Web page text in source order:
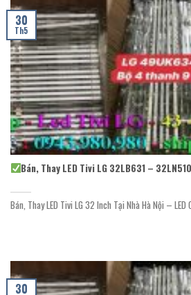
Bán, Thay LED Tivi LG 32LB631 –
Bán, Thay LED Tivi LG 32 Inch Tại Nhà Hà Nội – LED
30
Th5
30